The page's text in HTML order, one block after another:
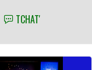
TCHAT'